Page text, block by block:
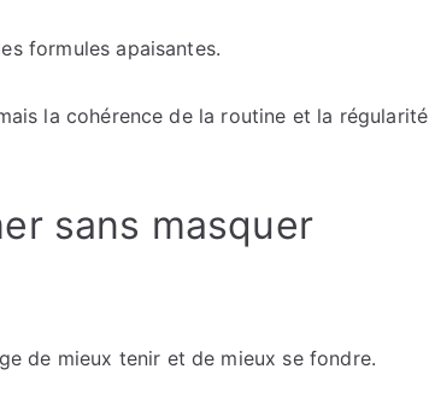
formules apaisantes.
la cohérence de la routine et la régularité
sans masquer
de mieux tenir et de mieux se fondre.